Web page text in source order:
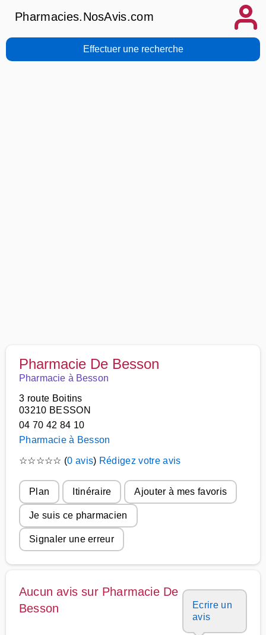
Pharmacies.NosAvis.com
Effectuer une recherche
Pharmacie De Besson
Pharmacie à Besson
3 route Boitins
03210 BESSON
04 70 42 84 10
Pharmacie à Besson
☆☆☆☆☆ (0 avis) Rédigez votre avis
Plan Itinéraire Ajouter à mes favoris
Je suis ce pharmacien
Signaler une erreur
Aucun avis sur Pharmacie De
Besson
Ecrire un
avis